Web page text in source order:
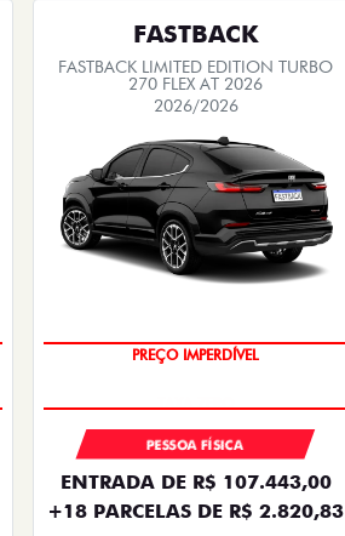
FASTBACK
FASTBACK LIMITED EDITION TURBO
270 FLEX AT 2026
2026/2026
PREÇO IMPERDÍVEL
PESSOA FÍSICA
ENTRADA DE R$ 107.443,00
+18 PARCELAS DE R$ 2.820,83